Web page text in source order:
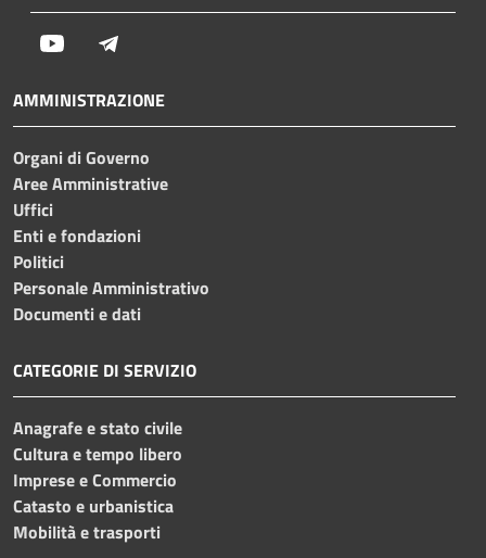
Youtube
AMMINISTRAZIONE
Organi di Governo
Aree Amministrative
Uffici
Enti e fondazioni
Politici
Personale Amministrativo
Documenti e dati
CATEGORIE DI SERVIZIO
Anagrafe e stato civile
Cultura e tempo libero
Imprese e Commercio
Catasto e urbanistica
Mobilità e trasporti